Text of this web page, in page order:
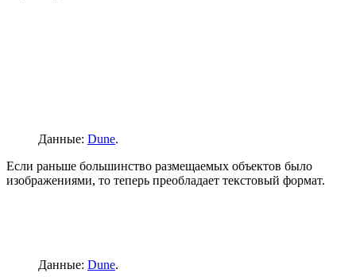
Данные: Dune.
Если раньше большинство размещаемых объектов было
изображениями, то теперь преобладает текстовый формат.
Данные: Dune.